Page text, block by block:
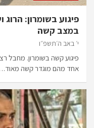
פיגוע בשומרון:
במצב קשה
י׳ באב ה׳תשפ״ו
פיגוע קשה בשומרון. מחבל
אחד מהם מוגדר קשה